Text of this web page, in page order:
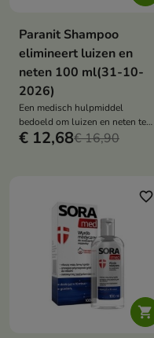
Paranit Shampoo
elimineert luizen en
neten 100 ml(31-10-
2026)
Een medisch hulpmiddel
bedoeld om luizen en neten te
bestrijden
€ 12,68€ 16,90

favorite_border